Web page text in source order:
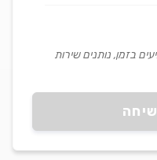
בזמן, נותנים שירות